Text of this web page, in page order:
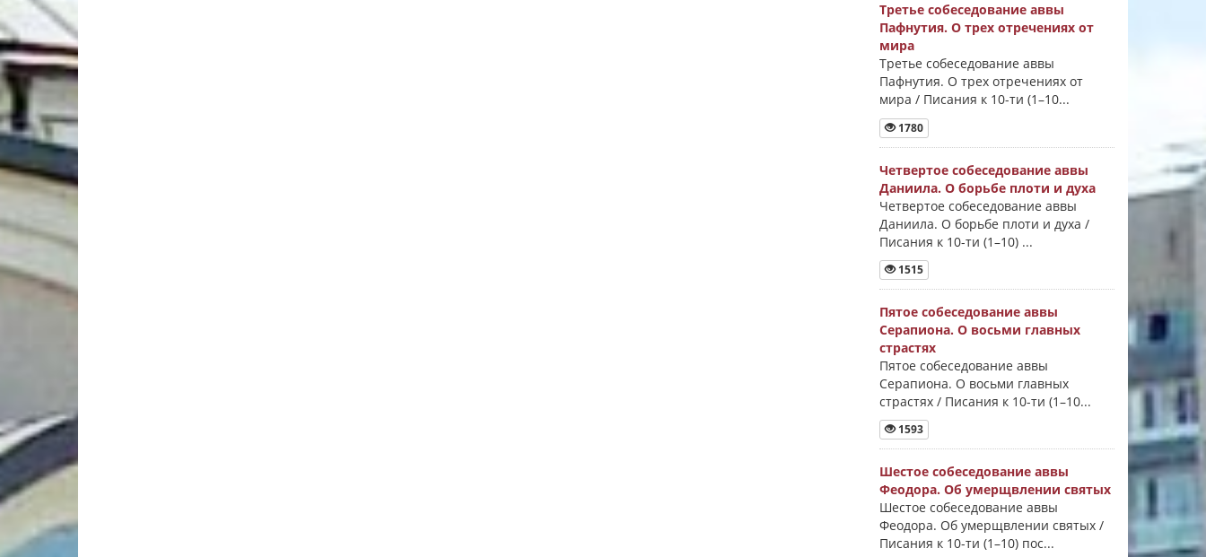
Третье собеседование аввы
Пафнутия. О трех отречениях от
мира
Третье собеседование аввы
Пафнутия. О трех отречениях от
мира / Писания к 10-ти (1–10...
1780
Четвертое собеседование аввы
Даниила. О борьбе плоти и духа
Четвертое собеседование аввы
Даниила. О борьбе плоти и духа /
Писания к 10-ти (1–10) ...
1515
Пятое собеседование аввы
Серапиона. О восьми главных
страстях
Пятое собеседование аввы
Серапиона. О восьми главных
страстях / Писания к 10-ти (1–10...
1593
Шестое собеседование аввы
Феодора. Об умерщвлении святых
Шестое собеседование аввы
Феодора. Об умерщвлении святых /
Писания к 10-ти (1–10) пос...